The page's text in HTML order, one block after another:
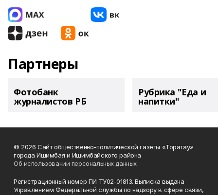
Партнеры
Фотобанк
журналистов РБ
Рубрика "Еда и
напитки"
© 2026 Сайт общественно-политической газеты «Торатау»
города Ишимбая и Ишимбайского района
Об использовании персональных данных
Регистрационный номер ПИ ТУ02-01813. Выписка выдана
Управлением Федеральной службы по надзору в сфере связи,